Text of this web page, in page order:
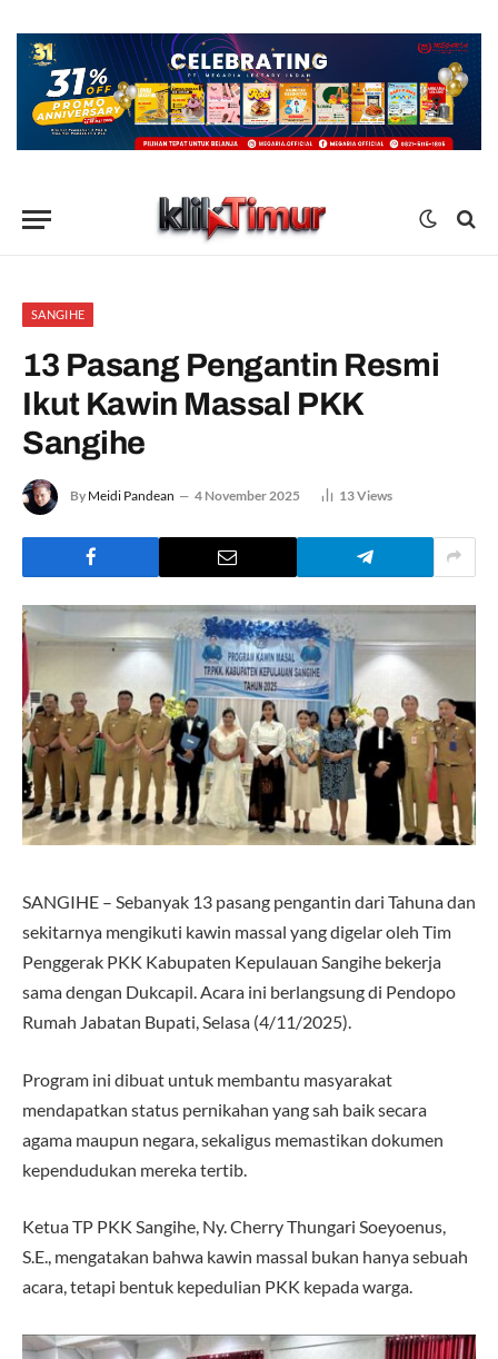
SANGIHE
13 Pasang Pengantin Resmi
Ikut Kawin Massal PKK
Sangihe
By Meidi Pandean 4 November 2025 13Views
SANGIHE – Sebanyak 13 pasang pengantin dari Tahuna dan
sekitarnya mengikuti kawin massal yang digelar oleh Tim
Penggerak PKK Kabupaten Kepulauan Sangihe bekerja
sama dengan Dukcapil. Acara ini berlangsung di Pendopo
Rumah Jabatan Bupati, Selasa (4/11/2025).
Program ini dibuat untuk membantu masyarakat
mendapatkan status pernikahan yang sah baik secara
agama maupun negara, sekaligus memastikan dokumen
kependudukan mereka tertib.
Ketua TP PKK Sangihe, Ny. Cherry Thungari Soeyoenus,
S.E., mengatakan bahwa kawin massal bukan hanya sebuah
acara, tetapi bentuk kepedulian PKK kepada warga.